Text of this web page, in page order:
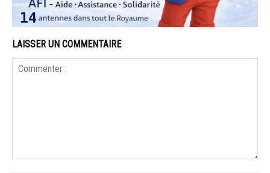
LAISSER UN COMMENTAIRE